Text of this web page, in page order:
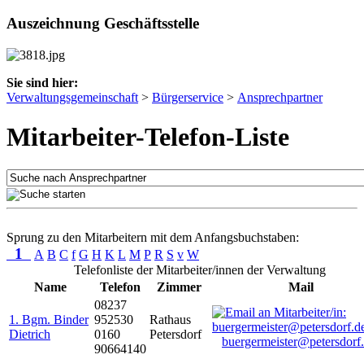
Auszeichnung Geschäftsstelle
Sie sind hier:
Verwaltungsgemeinschaft > Bürgerservice > Ansprechpartner
Mitarbeiter-Telefon-Liste
Sprung zu den Mitarbeitern mit dem Anfangsbuchstaben:
1 A B C f G H K L M P R S v W
Telefonliste der Mitarbeiter/innen der Verwaltung
Name
Telefon Zimmer Mail
1. Bgm. Binder
Dietrich
08237
952530
0160
90664140
Rathaus
Petersdorf